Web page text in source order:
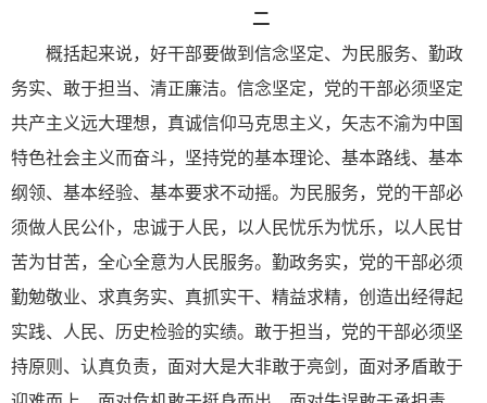
二
概括起来说，好干部要做到信念坚定、为民服务、勤政
务实、敢于担当、清正廉洁。信念坚定，党的干部必须坚定
共产主义远大理想，真诚信仰马克思主义，矢志不渝为中国
特色社会主义而奋斗，坚持党的基本理论、基本路线、基本
纲领、基本经验、基本要求不动摇。为民服务，党的干部必
须做人民公仆，忠诚于人民，以人民忧乐为忧乐，以人民甘
苦为甘苦，全心全意为人民服务。勤政务实，党的干部必须
勤勉敬业、求真务实、真抓实干、精益求精，创造出经得起
实践、人民、历史检验的实绩。敢于担当，党的干部必须坚
持原则、认真负责，面对大是大非敢于亮剑，面对矛盾敢于